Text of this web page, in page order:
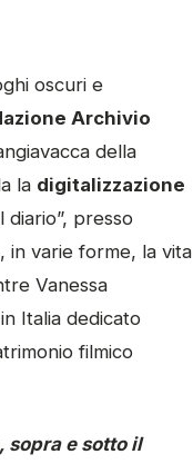
oscuri e
Archivio
della
la digitalizzazione
presso
in varie forme, la vita
Vanessa
Italia dedicato
filmico
sopra e sotto il